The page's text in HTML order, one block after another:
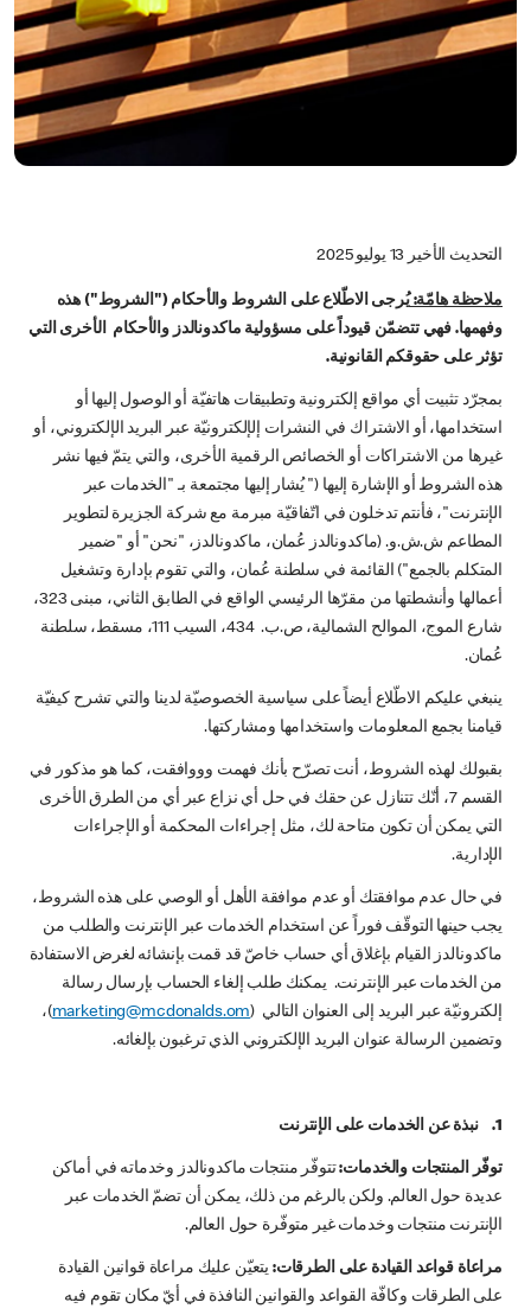
التحديث الأخير 13 يوليو 2025
ملاحظة هامّة:يُرجى الاطّلاع على الشروط والأحكام ("الشروط") هذه
وفهمها. فهي تتضمّن قيوداً على مسؤولية ماكدونالدز والأحكام الأخرى التي
تؤثر على حقوقكم القانونية.
بمجرّد تثبيت أي مواقع إلكترونية وتطبيقات هاتفيّة أو الوصول إليها أو
استخدامها، أو الاشتراك في النشرات إلإلكترونيّة عبر البريد الإلكتروني، أو
غيرها من الاشتراكات أو الخصائص الرقمية الأخرى، والتي يتمّ فيها نشر
هذه الشروط أو الإشارة إليها (" يُشار إليها مجتمعة بـ "الخدمات عبر
الإنترنت"، فأنتم تدخلون في اتّفاقيّة مبرمة مع شركة الجزيرة لتطوير
المطاعم ش.ش.و. (ماكدونالدز عُمان، ماكدونالدز، "نحن" أو "ضمير
المتكلم بالجمع") القائمة في سلطنة عُمان، والتي تقوم بإدارة وتشغيل
أعمالها وأنشطتها من مقرّها الرئيسي الواقع في الطابق الثاني، مبنى 323،
شارع الموج، الموالح الشمالية، ص.ب. 434، السيب 111، مسقط، سلطنة
عُمان.
ينبغي عليكم الاطّلاع أيضاً على سياسية الخصوصيّة لدينا والتي تشرح كيفيّة
قيامنا بجمع المعلومات واستخدامها ومشاركتها.
بقبولك لهذه الشروط، أنت تصرّح بأنك فهمت وووافقت، كما هو مذكور في
القسم 7، أنّك تتنازل عن حقك في حل أي نزاع عبر أي من الطرق الأخرى
التي يمكن أن تكون متاحة لك، مثل إجراءات المحكمة أو الإجراءات
الإدارية.
في حال عدم موافقتك أو عدم موافقة الأهل أو الوصي على هذه الشروط،
يجب حينها التوقّف فوراً عن استخدام الخدمات عبر الإنترنت والطلب من
ماكدونالدز القيام بإغلاق أي حساب خاصّ قد قمت بإنشائه لغرض الاستفادة
من الخدمات عبر الإنترنت. يمكنك طلب إلغاء الحساب بإرسال رسالة
إلكترونيّة عبر البريد إلى العنوان التالي (marketing@mcdonalds.om)،
وتضمين الرسالة عنوان البريد الإلكتروني الذي ترغبون بإلغائه.
1. نبذة عن الخدمات على الإنترنت
توفّر المنتجات والخدمات:تتوفّر منتجات ماكدونالدز وخدماته في أماكن
عديدة حول العالم. ولكن بالرغم من ذلك، يمكن أن تضمّ الخدمات عبر
الإنترنت منتجات وخدمات غير متوفّرة حول العالم.
مراعاة قواعد القيادة على الطرقات: يتعيّن عليك مراعاة قوانين القيادة
على الطرقات وكافّة القواعد والقوانين النافذة في أيّ مكان تقوم فيه